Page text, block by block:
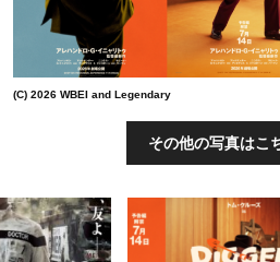
(C) 2026 WBEI and Legendary
その他の写真はこ